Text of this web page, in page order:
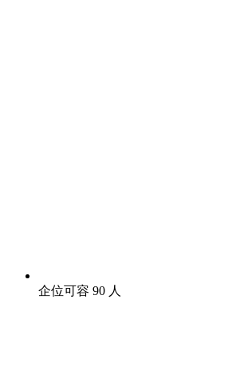
企位可容 90 人